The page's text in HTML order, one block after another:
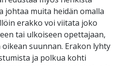
johtaa muita heidän omalla
erakko voi viitata joko
tai ulkoiseen opettajaan,
suunnan. Erakon lyhty
ja polkua kohti